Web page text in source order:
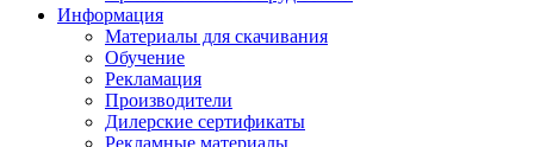
Информация
Материалы для скачивания
Обучение
Рекламация
Производители
Дилерские сертификаты
Рекламные материалы